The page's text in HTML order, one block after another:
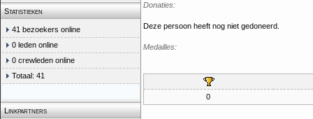
Statistieken
41 bezoekers online
0 leden online
0 crewleden online
Totaal: 41
Linkpartners
Donaties:
Deze persoon heeft nog niet gedoneerd.
Medailles:
0